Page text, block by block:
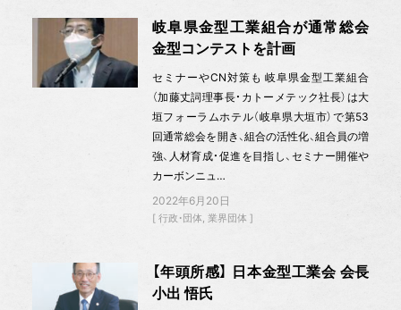
岐阜県金型工業組合が通常総会
金型コンテストを計画
セミナーやCN対策も 岐阜県金型工業組合
（加藤丈詞理事長・カトーメテック社長）は大
垣フォーラムホテル（岐阜県大垣市）で第53
回通常総会を開き、組合の活性化、組合員の増
強、人材育成・促進を目指し、セミナー開催や
カーボンニュ…
2022年6月20日
行政・団体 業界団体
【年頭所感】 日本金型工業会 会長
小出 悟氏